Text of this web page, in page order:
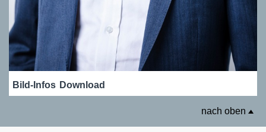
Bild-Infos Download
nach oben